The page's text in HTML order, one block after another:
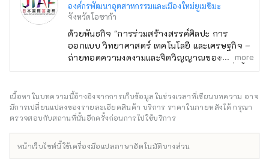
หลากหลาย วิทยาศาสตร์และเทคโนโลยี และ
เศรษฐกิจกับประเทศต่างๆ ทั่วโลก
***********************************
องค์กรพัฒนาอุตสาหกรรมและเมืองใหม่ยูเมะชิมะ
(จำกัด) / เลขานุการ: สถาบันออกแบบเมืองเพื่อ
อาคาร Mainichi Shimbun 3-4-5 Umeda,
Kita-ku, Osaka 530-0001 อีเมล:
info@yumeshimakikou.com โทรศัพท์: 06-
6136-8803
************************************
***
องค์กรพัฒนาอุตสาหกรรมและเมืองใหม่ยูเมชิมะ
จังหวัดโอซาก้า
ด้วยพันธกิจ "การร่วมสร้างสรรค์ศิลปะ การ
ออกแบบ วิทยาศาสตร์ เทคโนโลยี และเศรษฐกิจ –
ถ่ายทอดความงดงามและจิตวิญญาณของญี่ปุ่นสู่
โลก และสร้างอนาคต" เทศกาลศิลปะนานาชาติ
Osaka-Kansai Expo ซึ่งจะมีประเทศและภูมิภาค
เข้าร่วม 158 แห่ง และองค์กรระหว่างประเทศ 7
แห่ง ผ่านเครือข่ายที่จะเกิดขึ้น ณ สถานที่จัดงาน
ประเทศ เพื่อส่งเสริมการสร้างวัฏจักรที่ดีงาม
more
เนื้อหาในบทความนี้อ้างอิงจากการเก็บข้อมูลในช่วงเวลาที่เขียนบทความ อาจ
มีการเปลี่ยนแปลงของรายละเอียดสินค้า บริการ ราคาในภายหลังได้ กรุณา
ตรวจสอบกับสถานที่นั้นอีกครั้งก่อนการไปใช้บริการ
หน้าเว็บไซต์นี้ใช้เครื่องมือแปลภาษาอัตโนมัติบางส่วน